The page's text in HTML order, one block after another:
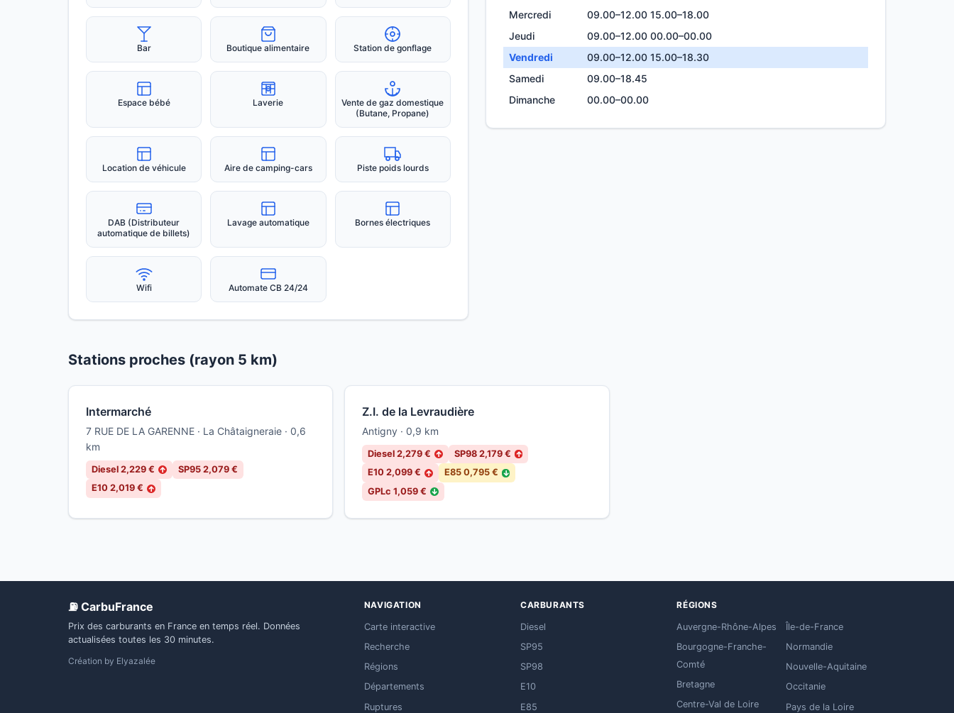
Bar Boutique alimentaire Station de gonflage
Espace bébé Laverie
Vente de gaz domestique
(Butane, Propane)
Location de véhicule Aire de camping-cars Piste poids lourds
DAB (Distributeur
automatique de billets)
Lavage automatique Bornes électriques
Wifi Automate CB 24/24
Mercredi
09.00–12.00 15.00–18.00
Jeudi
09.00–12.00 00.00–00.00
Vendredi
09.00–12.00 15.00–18.30
Samedi
09.00–18.45
Dimanche
00.00–00.00
Stations proches (rayon 5 km)
Intermarché
7 RUE DE LA GARENNE · La Châtaigneraie · 0,6
km
Diesel 2,229 € ↑
SP95 2,079 €
E10 2,019 € ↑
Z.I. de la Levraudière
Antigny · 0,9 km
Diesel 2,279 € ↑ SP98 2,179 € ↑
E10 2,099 € ↑ E85 0,795 € ↓
GPLc 1,059 € ↓
⛽ CarbuFrance
Prix des carburants en France en temps réel. Données
actualisées toutes les 30 minutes.
Création by Elyazalée
NAVIGATION
Carte interactive
Recherche
Régions
Départements
Ruptures
CARBURANTS
Diesel
SP95
SP98
E10
E85
RÉGIONS
Auvergne-Rhône-Alpes
Bourgogne-Franche-
Comté
Bretagne
Centre-Val de Loire
Île-de-France
Normandie
Nouvelle-Aquitaine
Occitanie
Pays de la Loire